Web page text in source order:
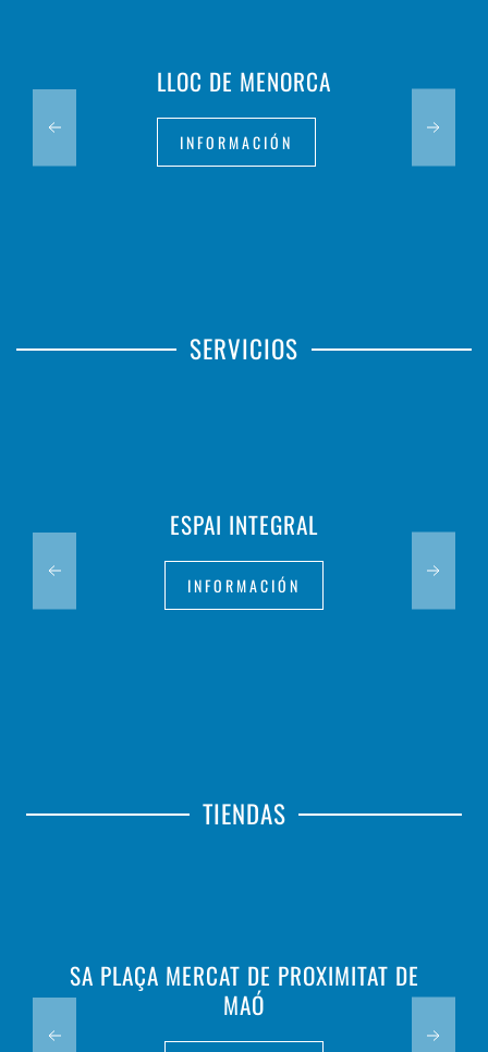
LLOC DE MENORCA
INFORMACIÓN
SERVICIOS
ESPAI INTEGRAL
INFORMACIÓN
TIENDAS
SA PLAÇA MERCAT DE PROXIMITAT DE
MAÓ